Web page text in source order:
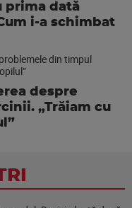
prima dată
i-a schimbat
despre
„Trăiam cu